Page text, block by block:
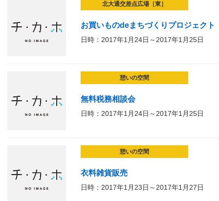
北大通交差点広場［東］
お買いものdeまちづくりプロジェクト
日時：2017年1月24日～2017年1月25日
憩いの空間
無料税務相談会
日時：2017年1月24日～2017年1月25日
憩いの空間
衣料雑貨販売
日時：2017年1月23日～2017年1月27日